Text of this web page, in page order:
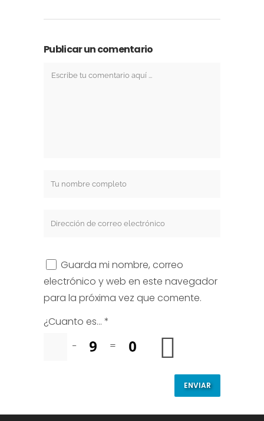
Publicar un comentario
Guarda mi nombre, correo
electrónico y web en este navegador
para la próxima vez que comente.
¿Cuanto es... *
−
=